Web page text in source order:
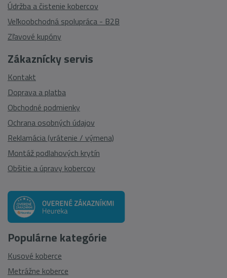
Zákaznícky servis
Kontakt
Doprava a platba
Obchodné podmienky
Ochrana osobných údajov
Reklamácia (vrátenie / výmena)
Montáž podlahových krytín
Obšitie a úpravy kobercov
Údržba a čistenie kobercov
Veľkoobchodná spolupráca - B2B
Zľavové kupóny
Populárne kategórie
Kusové koberce
Metrážne koberce